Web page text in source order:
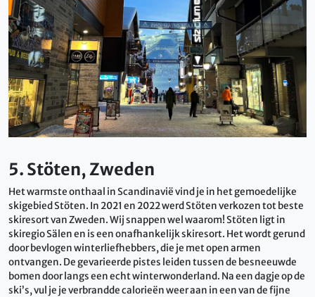
5. Stöten, Zweden
Het warmste onthaal in Scandinavië vind je in het gemoedelijke
skigebied Stöten. In 2021 en 2022 werd Stöten verkozen tot beste
skiresort van Zweden. Wij snappen wel waarom! Stöten ligt in
skiregio Sälen en is een onafhankelijk skiresort. Het wordt gerund
door bevlogen winterliefhebbers, die je met open armen
ontvangen. De gevarieerde pistes leiden tussen de besneeuwde
bomen door langs een echt winterwonderland. Na een dagje op de
ski’s, vul je je verbrandde calorieën weer aan in een van de fijne